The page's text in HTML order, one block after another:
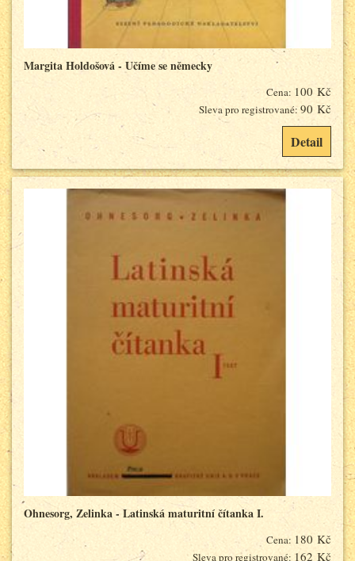
Margita Holdošová - Učíme se německy
Cena: 100 Kč
Sleva pro registrované: 90 Kč
Detail
Ohnesorg, Zelinka - Latinská maturitní čítanka I.
Cena: 180 Kč
Sleva pro registrované: 162 Kč